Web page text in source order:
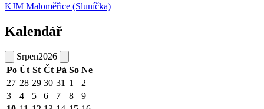
KJM Maloměřice (Sluníčka)
Kalendář
Srpen2026
Po Út St Čt Pá So Ne
27 28 29 30 31 1
2
3
4 5 6 7 8
9